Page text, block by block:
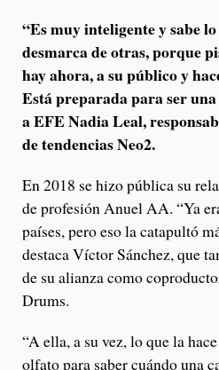
“Es muy inteligente y sabe lo
desmarca de otras, porque
hay ahora, a su público y
Está preparada para ser
a EFE Nadia Leal,
de tendencias Neo2.
En 2018 se hizo pública su
de profesión Anuel AA. “Ya
países, pero eso la catapultó
destaca Víctor Sánchez, que
de su alianza como
Drums.
“A ella, a su vez, lo que la
olfato para saber cuándo una